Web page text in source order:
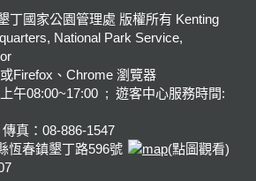
丁國家公園管理處 版權所有 Kenting
National Park Service,
Firefox、Chrome 瀏覽器
午08:00~17:00 ; 遊客中心服務時間:
真：08-886-1547
恆春鎮墾丁路596號
(點圖觀看)